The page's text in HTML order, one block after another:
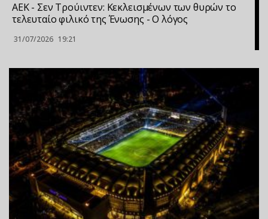
ΑΕΚ - Σεν Τρούιντεν: Κεκλεισμένων των θυρών το
τελευταίο φιλικό της Ένωσης - Ο λόγος
31/07/2026 19:21